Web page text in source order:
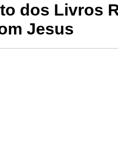
dos Livros
Jesus